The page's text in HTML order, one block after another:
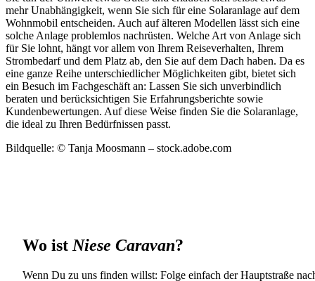
mehr Unabhängigkeit, wenn Sie sich für eine Solaranlage auf dem
Wohnmobil entscheiden. Auch auf älteren Modellen lässt sich eine
solche Anlage problemlos nachrüsten. Welche Art von Anlage sich
für Sie lohnt, hängt vor allem von Ihrem Reiseverhalten, Ihrem
Strombedarf und dem Platz ab, den Sie auf dem Dach haben. Da es
eine ganze Reihe unterschiedlicher Möglichkeiten gibt, bietet sich
ein Besuch im Fachgeschäft an: Lassen Sie sich unverbindlich
beraten und berücksichtigen Sie Erfahrungsberichte sowie
Kundenbewertungen. Auf diese Weise finden Sie die Solaranlage,
die ideal zu Ihren Bedürfnissen passt.
Bildquelle: © Tanja Moosmann – stock.adobe.com
Wo ist Niese Caravan?
Wenn Du zu uns finden willst: Folge einfach der Hauptstraße